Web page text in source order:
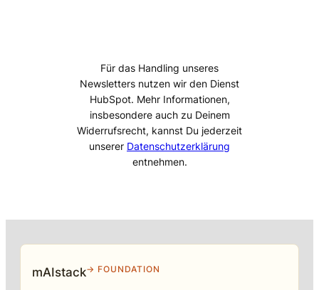
Für das Handling unseres
Newsletters nutzen wir den Dienst
HubSpot. Mehr Informationen,
insbesondere auch zu Deinem
Widerrufsrecht, kannst Du jederzeit
unserer Datenschutzerklärung
entnehmen.
mAIstack→ FOUNDATION